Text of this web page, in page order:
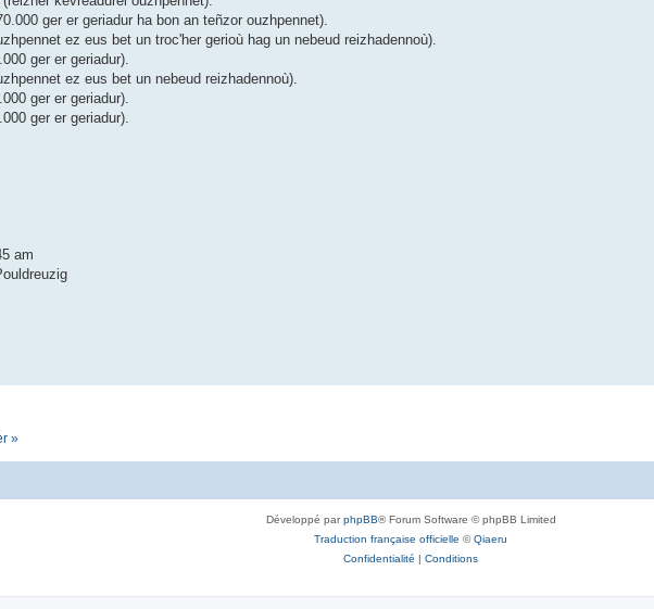
ger er geriadur ha bon an teñzor ouzhpennet).
ez eus bet un troc'her gerioù hag un nebeud reizhadennoù).
ger er geriadur).
ez eus bet un nebeud reizhadennoù).
ger er geriadur).
ger er geriadur).
am
»
Développé parphpBB® Forum Software © phpBB Limited
Traduction française officielle ©Qiaeru
Confidentialité | Conditions